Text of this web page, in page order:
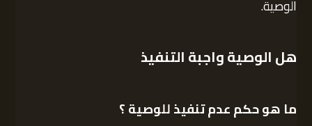
الوصية.
هل الوصية واجبة التنفيذ
ما هو حكم عدم تنفيذ للوصية ؟